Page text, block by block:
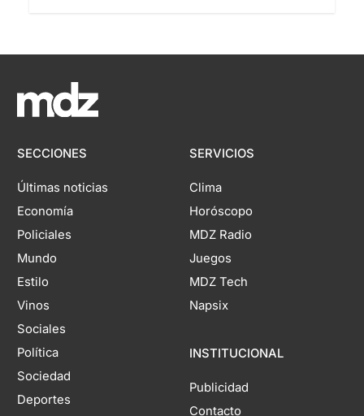
SECCIONES
Últimas noticias
Economía
Policiales
Mundo
Estilo
Vinos
Sociales
Política
Sociedad
Deportes
SERVICIOS
Clima
Horóscopo
MDZ Radio
Juegos
MDZ Tech
Napsix
INSTITUCIONAL
Publicidad
Contacto